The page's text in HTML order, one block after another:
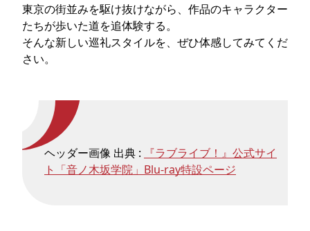
東京の街並みを駆け抜けながら、作品のキャラクター
たちが歩いた道を追体験する。
そんな新しい巡礼スタイルを、ぜひ体感してみてくだ
さい。
ヘッダー画像 出典 :
『ラブライブ！』公式サイ
ト「音ノ木坂学院」Blu-ray特設ページ